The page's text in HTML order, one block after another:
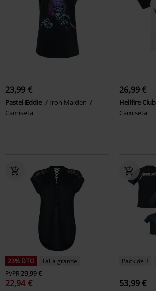
23,99 €
Pastel Eddie
Iron Maiden
Camiseta
26,99 €
Hellfire Club
Camiseta
23% DTO
Talla grande
PVPR29,99 €
22,94 €
Pack de 3
53,99 €